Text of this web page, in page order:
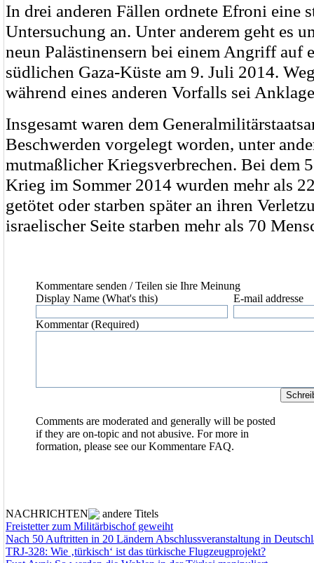
In drei anderen Fällen ordnete Efroni eine
Untersuchung an. Unter anderem geht es
neun Palästinensern bei einem Angriff auf
südlichen Gaza-Küste am 9. Juli 2014.
während eines anderen Vorfalls sei
Insgesamt waren dem
Beschwerden vorgelegt worden, unter
mutmaßlicher Kriegsverbrechen. Bei dem
Krieg im Sommer 2014 wurden mehr als
getötet oder starben später an ihren
israelischer Seite starben mehr als 70
Kommentare senden / Teilen sie Ihre Meinung
Display Name (What's this)
E-mail addresse
Kommentar (Required)
Comments are moderated and generally will be posted
if they are on-topic and not abusive. For more in
formation, please see ourKommentare FAQ.
NACHRICHTEN
andere Titels
Freistetter zum Militärbischof geweiht
Nach 50 Auftritten in 20 Ländern Abschlussveranstaltung in
TRJ-328: Wie ‚türkisch‘ ist das türkische Flugzeugprojekt?